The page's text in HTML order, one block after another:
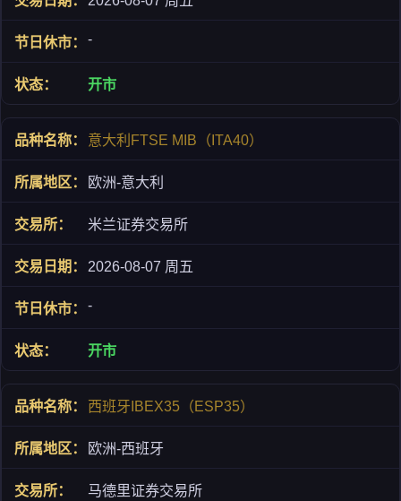
-
开市
意大利FTSE MIB（ITA40）
欧洲-意大利
米兰证券交易所
2026-08-07 周五
-
开市
西班牙IBEX35（ESP35）
欧洲-西班牙
马德里证券交易所